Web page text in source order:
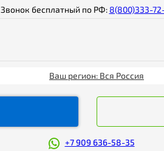
Звонок бесплатный по РФ: 8(800)333-
Ваш регион: Вся Россия
+7 909 636-58-35